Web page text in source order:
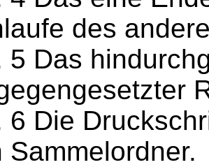
des
5 Das
6 Die
Sammelordner.